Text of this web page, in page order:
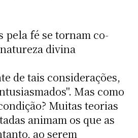
pela fé se tornam co-
divina
de tais considerações,
Mas como
Muitas teorias
animam os que as
ao serem